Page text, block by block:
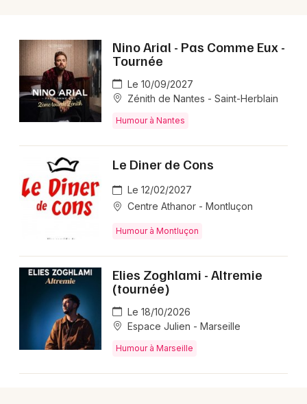
Nino Arial - Pas Comme Eux -
Tournée
Le 10/09/2027
Zénith de Nantes - Saint-Herblain
Humour à Nantes
Le Diner de Cons
Le 12/02/2027
Centre Athanor - Montluçon
Humour à Montluçon
Elies Zoghlami - Altremie
(tournée)
Le 18/10/2026
Espace Julien - Marseille
Humour à Marseille